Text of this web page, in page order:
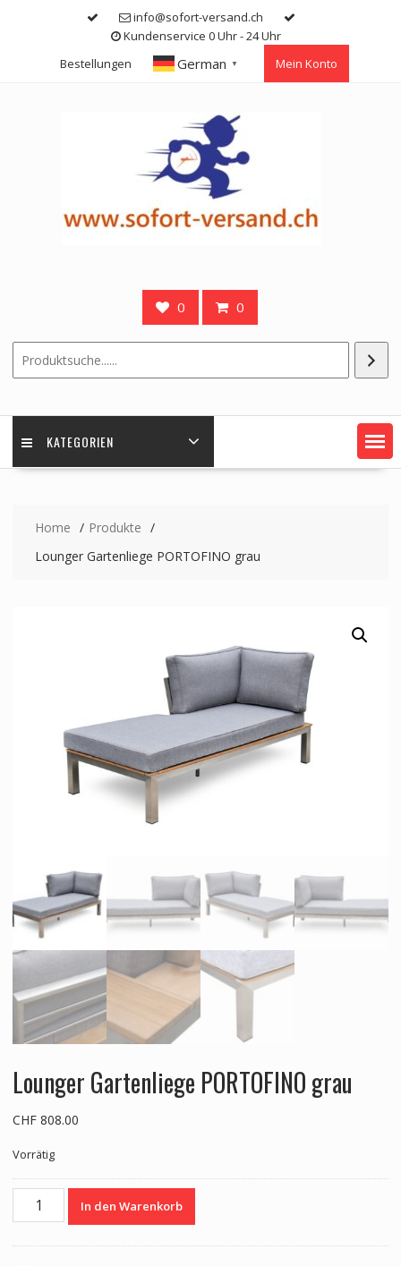
info@sofort-versand.ch
Kundenservice 0 Uhr - 24 Uhr
Bestellungen
German ▼ Mein Konto
0 0
KATEGORIEN
Home
Produkte
Lounger Gartenliege PORTOFINO grau
Lounger Gartenliege PORTOFINO grau
CHF808.00
Vorrätig
Lounger
In den Warenkorb